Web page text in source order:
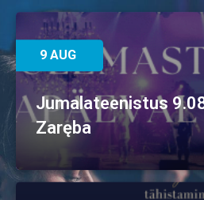
9 AUG
Jumalateenistus
Zaręba